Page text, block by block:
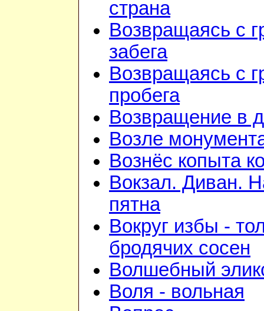
страна
Возвращаясь с
забега
Возвращаясь с
пробега
Возвращение в
Возле
Вознёс копыта
Вокзал. Диван.
пятна
Вокруг избы -
бродячих сосен
Волшебный
Воля - вольная